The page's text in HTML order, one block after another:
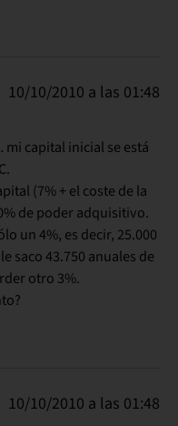
10/10/2010 a las 01:48
mi capital inicial se está
(7% + el coste de la
de poder adquisitivo.
un 4%, es decir, 25.000
saco 43.750 anuales de
otro 3%.
10/10/2010 a las 01:48